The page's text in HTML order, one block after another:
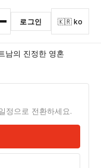
로그인 🇰🇷 ko
남의 진정한 영혼
정으로 전환하세요.